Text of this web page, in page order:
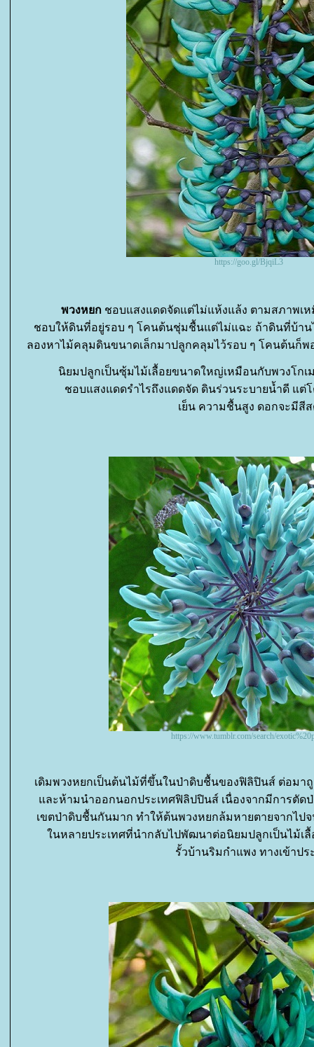
https://goo.gl/BjqiL3
พวงหยกชอบแสงแดดจัดแต่ไม่แห้งแล้ง ตามสภาพเ
ชอบให้ดินที่อยู่รอบ ๆ โคนต้นชุ่มชื้นแต่ไม่แฉะ ถ้าดินที่บ้า
ลองหาไม้คลุมดินขนาดเล็กมาปลูกคลุมไว้รอบ ๆ โคนต้นก็
นิยมปลูกเป็นซุ้มไม้เลื้อยขนาดใหญ่เหมือนกับพวงโกเ
ชอบแสงแดดรำไรถึงแดดจัด ดินร่วนระบายน้ำดี แต่
เย็น ความชื้นสูง ดอกจะมีสี
https://www.tumblr.com/search/
เดิมพวงหยกเป็นต้นไม้ที่ขึ้นในป่าดิบชื้นของฟิลิปินส์ ต่อมา
ละห้ามนำออกนอกประเทศฟิลิปปินส์ เนื่องจากมีการตัดป่
เขตป่าดิบชื้นกันมาก ทำให้ต้นพวงหยกล้มหายตายจากไป
นหลายประเทศที่นำกลับไปพัฒนาต่อนิยมปลูกเป็นไม้เ
รั้วบ้านริมกำแพง ทางเข้าปร